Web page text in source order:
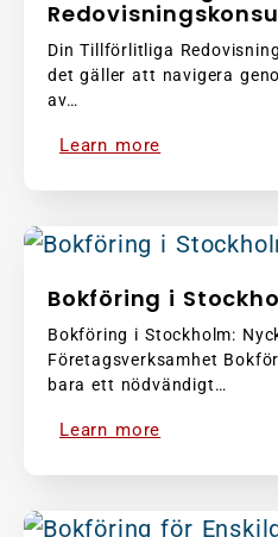
Din Tillförlitliga
det gäller att navigera
av…
Learn more
Bokföring i
Bokföring i Stockholm:
Företagsverksamhet
bara ett nödvändigt…
Learn more